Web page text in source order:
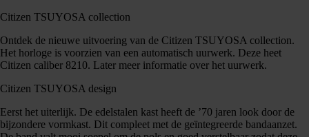
Citizen TSUYOSA collection
Ontdek de nieuwe uitvoering van de Citizen TSUYOSA collection.
Het horloge is voorzien van een automatisch uurwerk. Deze heet
Citizen caliber 8210. Later meer informatie over het uurwerk.
Citizen TSUYOSA design
Eerst het uiterlijk. De edelstalen kast heeft de ’70 jaren look door de
bijzondere vormkast. Dit compleet met de geïntegreerde bandaanzet.